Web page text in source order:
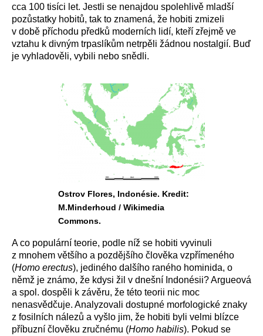
cca 100 tisíci let. Jestli se nenajdou spolehlivě mladší
pozůstatky hobitů, tak to znamená, že hobiti zmizeli
v době příchodu předků moderních lidí, kteří zřejmě ve
vztahu k divným trpaslíkům netrpěli žádnou nostalgií. Buď
je vyhladověli, vybili nebo snědli.
Ostrov Flores, Indonésie. Kredit:
M.Minderhoud / Wikimedia
Commons.
A co populární teorie, podle níž se hobiti vyvinuli
z mnohem většího a pozdějšího člověka vzpřímeného
(Homo erectus), jediného dalšího raného hominida, o
němž je známo, že kdysi žil v dnešní Indonésii? Argueová
a spol. dospěli k závěru, že této teorii nic moc
nenasvědčuje. Analyzovali dostupné morfologické znaky
z fosilních nálezů a vyšlo jim, že hobiti byli velmi blízce
příbuzní člověku zručnému (Homo habilis). Pokud se